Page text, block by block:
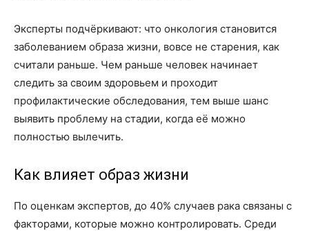
Эксперты подчёркивают: что онкология становится
заболеванием образа жизни, вовсе не старения, как
считали раньше. Чем раньше человек начинает
следить за своим здоровьем и проходит
профилактические обследования, тем выше шанс
выявить проблему на стадии, когда её можно
полностью вылечить.
Как влияет образ жизни
По оценкам экспертов, до 40% случаев рака связаны с
факторами, которые можно контролировать. Среди